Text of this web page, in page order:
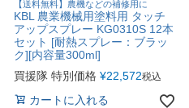
【送料無料】農機などの補修用に
KBL 農業機械用塗料用 タッチ
アップスプレー KG0310S 12本
セット [耐熱スプレー：ブラッ
ク][内容量300ml]
買援隊 特別価格 ¥22,572税込
カートに入れる